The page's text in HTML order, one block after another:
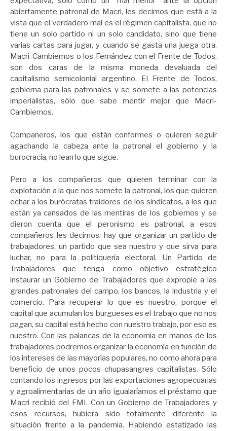
abiertamente patronal de Macri, les decimos que está a la
vista que el verdadero mal es el régimen capitalista, que no
tiene un solo partido ni un solo candidato, sino que tiene
varias cartas para jugar, y cuando se gasta una juega otra.
Macri-Cambiemos o los Fernández con el Frente de Todos,
son dos caras de la misma moneda devaluada del
capitalismo semicolonial argentino. El Frente de Todos,
gobierna para las patronales y se somete a las potencias
imperialistas, sólo que sabe mentir mejor que Macri-
Cambiemos.
Compañeros, los que están conformes o quieren seguir
agachando la cabeza ante la patronal el gobierno y la
burocracia, no lean lo que sigue.
Pero a los compañeros que quieren terminar con la
explotación a la que nos somete la patronal, los que quieren
echar a los burócratas traidores de los sindicatos, a los que
están ya cansados de las mentiras de los gobiernos y se
dieron cuenta que el peronismo es patronal, a esos
compañeros les decimos: hay que organizar un partido de
trabajadores, un partido que sea nuestro y que sirva para
luchar, no para la politiquería electoral. Un Partido de
Trabajadores que tenga como objetivo estratégico
instaurar un Gobierno de Trabajadores que expropie a las
grandes patronales del campo, los bancos, la industria y el
comercio. Para recuperar lo que es nuestro, porque el
capital que acumulan los burgueses es el trabajo que no nos
pagan, su capital está hecho con nuestro trabajo, por eso es
nuestro. Con las palancas de la economía en manos de los
trabajadores podremos organizar la economía en función de
los intereses de las mayorías populares, no como ahora para
beneficio de unos pocos chupasangres capitalistas. Sólo
contando los ingresos por las exportaciones agropecuarias
y agroalimentarias de un año igualaríamos el préstamo que
Macri recibió del FMI. Con un Gobierno de Trabajadores y
esos recursos, hubiera sido totalmente diferente la
situación frente a la pandemia. Habiendo estatizado las